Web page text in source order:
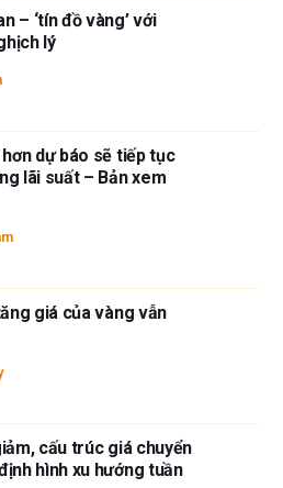
cấp các đề xuất được cá nhân hóa. Tác
xác, đầy đủ hoặc phù hợp của thông
chịu trách nhiệm về bất kỳ sai sót,
tích hoặc thiệt hại nào phát sinh từ
sử dụng thông tin này. Ngoại trừ các
là các cố vấn đầu tư đã đăng ký và không
nhằm mục đích tư vấn đầu tư.
– ‘tín đồ vàng’ với
lý
dự báo sẽ tiếp tục
lãi suất – Bản xem
giá của vàng vẫn
cấu trúc giá chuyển
hình xu hướng tuần